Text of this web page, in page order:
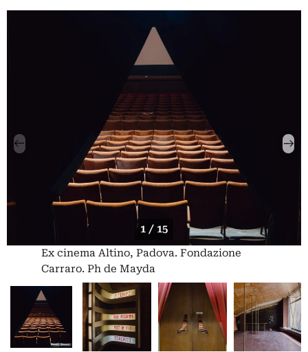
1 / 15
Ex cinema Altino, Padova. Fondazione
Carraro. Ph de Mayda